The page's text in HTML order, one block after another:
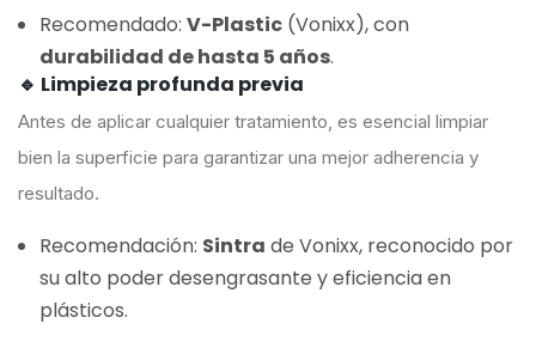
Recomendado: V-Plastic (Vonixx), con
durabilidad de hasta 5 años.
🔹 Limpieza profunda previa
Antes de aplicar cualquier tratamiento, es esencial limpiar
bien la superficie para garantizar una mejor adherencia y
resultado.
Recomendación: Sintra de Vonixx, reconocido por
su alto poder desengrasante y eficiencia en
plásticos.